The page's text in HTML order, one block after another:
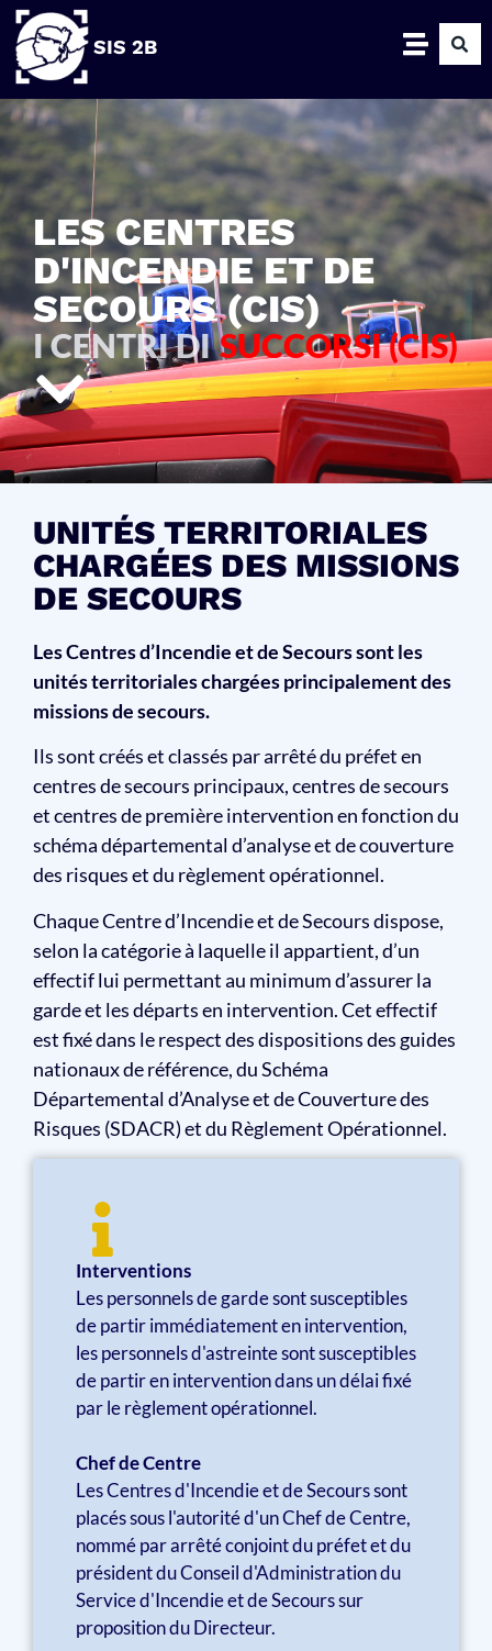
SIS 2B
LES CENTRES
D'INCENDIE ET DE
SECOURS (CIS)
I CENTRI DI SUCCORSI (CIS)
UNITÉS TERRITORIALES
CHARGÉES DES MISSIONS
DE SECOURS
Les Centres d’Incendie et de Secours sont les
unités territoriales chargées principalement des
missions de secours.
Ils sont créés et classés par arrêté du préfet en
centres de secours principaux, centres de secours
et centres de première intervention en fonction du
schéma départemental d’analyse et de couverture
des risques et du règlement opérationnel.
Chaque Centre d’Incendie et de Secours dispose,
selon la catégorie à laquelle il appartient, d’un
effectif lui permettant au minimum d’assurer la
garde et les départs en intervention. Cet effectif
est fixé dans le respect des dispositions des guides
nationaux de référence, du Schéma
Départemental d’Analyse et de Couverture des
Risques (SDACR) et du Règlement Opérationnel.
Interventions
Les personnels de garde sont susceptibles
de partir immédiatement en intervention,
les personnels d'astreinte sont susceptibles
de partir en intervention dans un délai fixé
par le règlement opérationnel.
Chef de Centre
Les Centres d'Incendie et de Secours sont
placés sous l'autorité d'un Chef de Centre,
nommé par arrêté conjoint du préfet et du
président du Conseil d'Administration du
Service d'Incendie et de Secours sur
proposition du Directeur.